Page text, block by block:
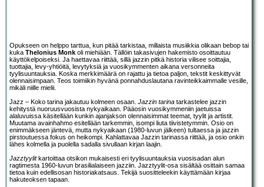
Opukseen on helppo tarttua, kun pitää tarkistaa, millaista musiikkia olikaan bebop tai
kuka Thelonius Monk oli miehiään. Tällöin takasivujen hakemisto osoittautuu
käyttökelpoiseksi. Ja haettavaa riittää, sillä jazzin pitkä historia vilisee soittajia,
tuottajia, levy-yhtiöitä, levytyksiä ja vuosikymmenten aikana versonneita
tyylisuuntauksia. Koska merkkimäärä on rajattu ja tietoa paljon, tekstit keskittyvät
olennaisimpaan. Teos toimiikin hyvänä ponnahduslautana ravinteikkaimmalle vesille,
mikäli niille mielii.
Jazz – Koko tarina jakautuu kolmeen osaan. Jazzin tarina tarkastelee jazzin
kehitystä nuoruusvuosista nykyaikaan. Pääosin vuosikymmeniin jaetuissa
alaluvuissa käsitellään kunkin ajanjakson olennaisimmat teemat, tyylit ja artistit.
Muutama avainhahmo esitellään tarkemmin, isompi liuta tiivistetymmin. Osio on
enimmäkseen jäntevä, mutta nykyaikaan (1980-luvun jälkeen) tultaessa ja jazzin
pirstoutuessa fokus on heikompi. Kahlattavaa Jazzin tarinassa riittää, ja osio onkin
lähes kolmella ja puolella sadalla sivullaan kirjan laajin.
Jazztyylitkartoittaa otsikon mukaisesti eri tyylisuuntauksia vuosisadan alun
ragtimesta 1960-luvun brasilialaiseen jazziin. Jazztyylit-osa sisältää osittain samaa
tietoa kuin edellisosan historiakatsaus. Tekijä suositteleekin käyttämään kirjaa
hakuteoksen tapaan.